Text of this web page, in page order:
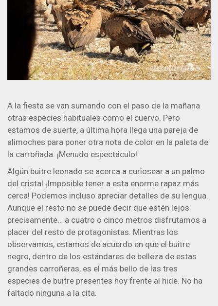
A la fiesta se van sumando con el paso de la mañana
otras especies habituales como el cuervo. Pero
estamos de suerte, a última hora llega una pareja de
alimoches para poner otra nota de color en la paleta de
la carroñada. ¡Menudo espectáculo!
Algún buitre leonado se acerca a curiosear a un palmo
del cristal ¡Imposible tener a esta enorme rapaz más
cerca! Podemos incluso apreciar detalles de su lengua.
Aunque el resto no se puede decir que estén lejos
precisamente… a cuatro o cinco metros disfrutamos a
placer del resto de protagonistas. Mientras los
observamos, estamos de acuerdo en que el buitre
negro, dentro de los estándares de belleza de estas
grandes carroñeras, es el más bello de las tres
especies de buitre presentes hoy frente al hide. No ha
faltado ninguna a la cita.